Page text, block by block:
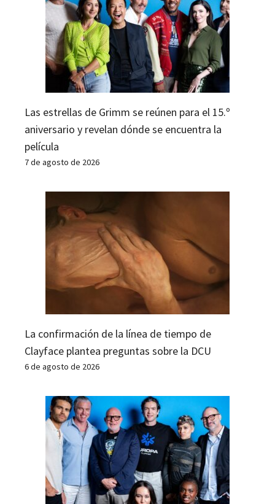
Las estrellas de Grimm se reúnen para el 15.º
aniversario y revelan dónde se encuentra la
película
7 de agosto de 2026
La confirmación de la línea de tiempo de
Clayface plantea preguntas sobre la DCU
6 de agosto de 2026